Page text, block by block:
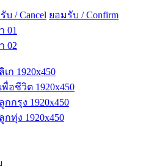
บ / Cancel ยอมรับ / Confirm